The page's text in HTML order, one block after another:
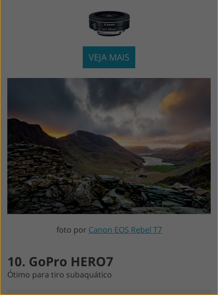
VEJA MAIS
foto por Canon EOS Rebel T7
10. GoPro HERO7
Ótimo para tiro subaquático